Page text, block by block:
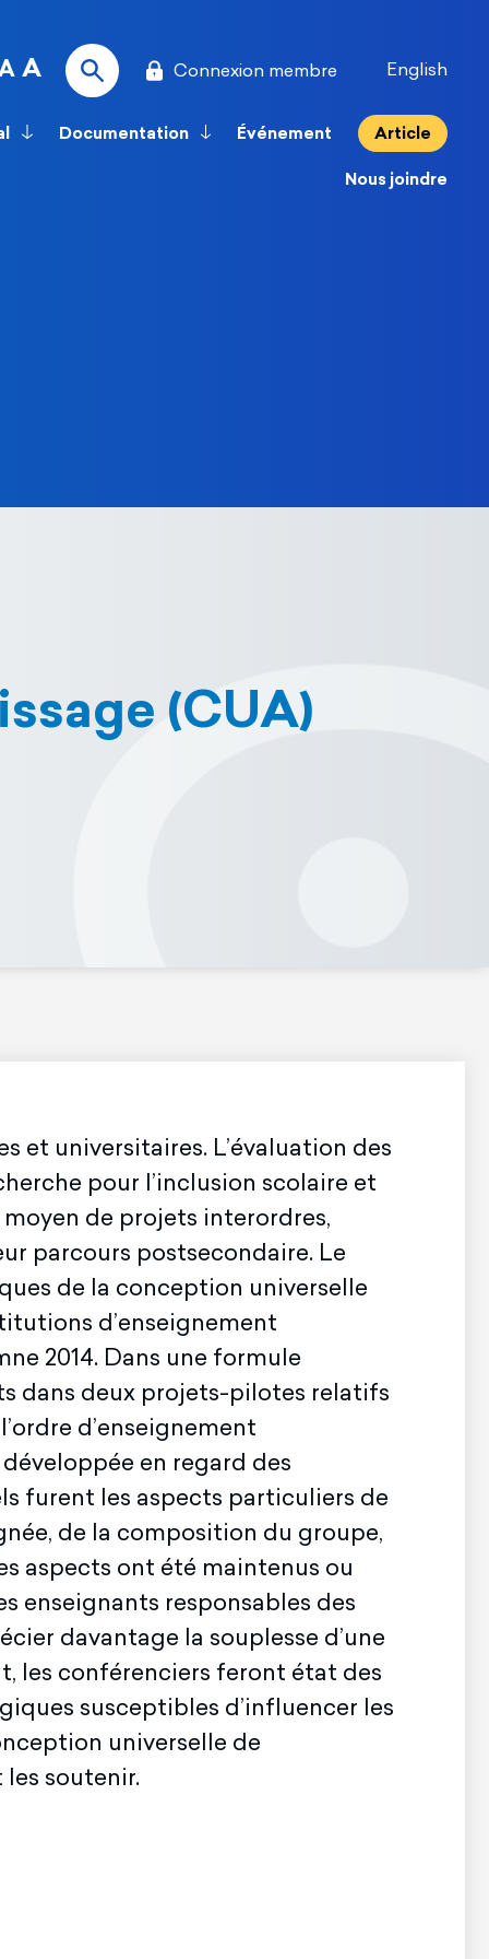
A Connexion membre English
Documentation Événement Article
Nous joindre
(CUA)
et universitaires. L’évaluation des
pour l’inclusion scolaire et
de projets interordres,
parcours postsecondaire. Le
de la conception universelle
d’enseignement
2014. Dans une formule
dans deux projets-pilotes relatifs
d’enseignement
en regard des
furent les aspects particuliers de
de la composition du groupe,
aspects ont été maintenus ou
enseignants responsables des
davantage la souplesse d’une
les conférenciers feront état des
susceptibles d’influencer les
universelle de
soutenir.